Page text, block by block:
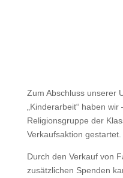
Zum Abschluss unserer
„Kinderarbeit“ haben
Religionsgruppe der
Verkaufsaktion gestartet.
Durch den Verkauf von
zusätzlichen Spenden